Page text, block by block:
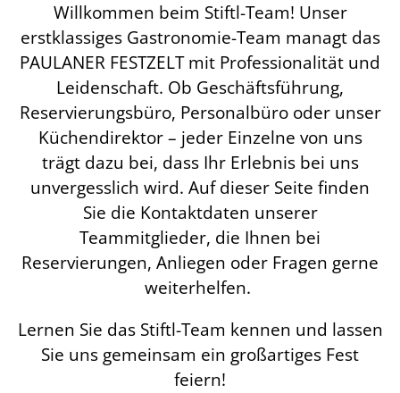
Willkommen beim Stiftl-Team! Unser
erstklassiges Gastronomie-Team managt das
PAULANER FESTZELTmit Professionalität und
Leidenschaft. Ob Geschäftsführung,
Reservierungsbüro, Personalbüro oder unser
Küchendirektor – jeder Einzelne von uns
trägt dazu bei, dass Ihr Erlebnis bei uns
unvergesslich wird. Auf dieser Seite finden
Sie die Kontaktdaten unserer
Teammitglieder, die Ihnen bei
Reservierungen, Anliegen oder Fragen gerne
weiterhelfen.
Lernen Sie das Stiftl-Team kennen und lassen
Sie uns gemeinsam ein großartiges Fest
feiern!